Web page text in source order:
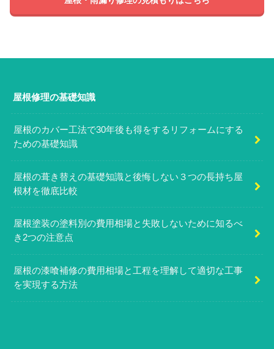
屋根修理の基礎知識
屋根のカバー工法で30年後も得をするリフォームにする
ための基礎知識
屋根の葺き替えの基礎知識と後悔しない３つの長持ち屋
根材を徹底比較
屋根塗装の塗料別の費用相場と失敗しないために知るべ
き2つの注意点
屋根の漆喰補修の費用相場と工程を理解して適切な工事
を実現する方法